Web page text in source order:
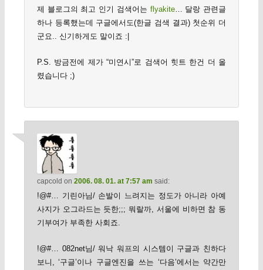
제 블로그의 최고 인기 검색어는 flyakite… 달랑 관련글
하나 등록했는데 구글에서도(한글 검색 결과) 첫순위 더
군요.. 신기하게도 말이죠 :|
P.S. 방금전에 제가 “미연시”로 검색어 힛트 한건 더 올
렸습니다 ;)
capcold on 2006. 08. 01. at 7:57 am said:
!@#… 기린아님/ 손발이 느려지는 정도가 아니라 아예
사지가 오그라드는 듯한;;; 뭐랄까, 서울에 비하면 참 동
기부여가 부족한 사회죠.
!@#… 082net님/ 워낙 워프의 시스템이 구글과 친하다
보니, ‘구글’이나 구글엔진을 쓰는 ‘다음’에서는 약간만